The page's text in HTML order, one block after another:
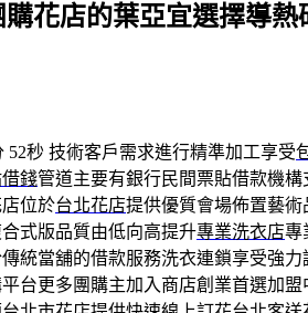
花店的葉亞宜選擇導熱
52秒 技術客戶需求進行精準加工享受
錢管道主要有銀行民間票貼借款機
位於台北花店提供優質會場佈置藝
式版品質由低向高提升專業洗衣店專
統當舖的借款服務洗衣連鎖享受強力
平台更多團購主加入商店創業首選加